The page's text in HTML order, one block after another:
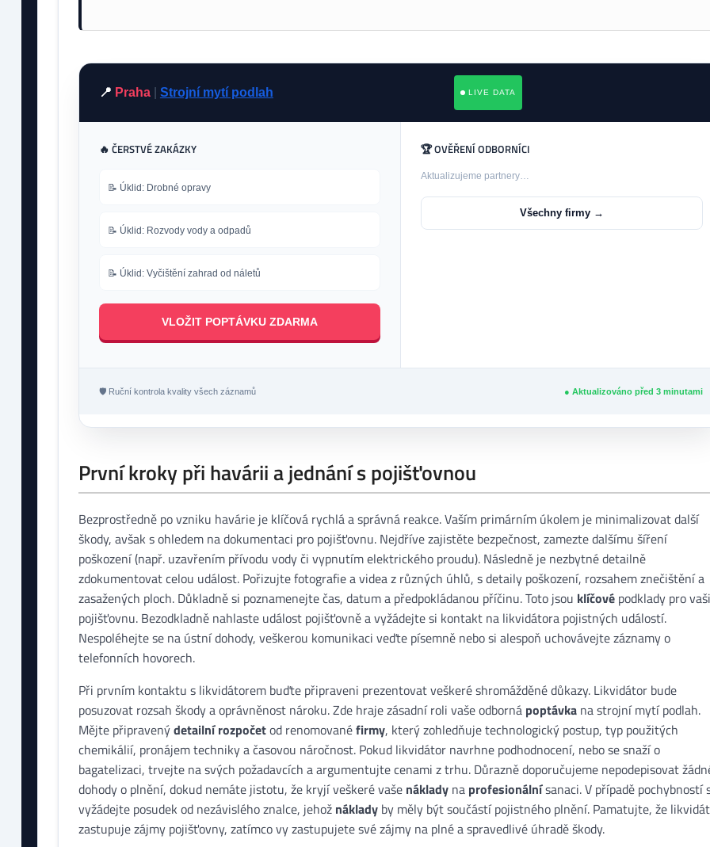
📍 Praha Strojní mytí podlah LIVE DATA
🔥 ČERSTVÉ ZAKÁZKY
📝 Úklid: Drobné opravy
📝 Úklid: Rozvody vody a odpadů
📝 Úklid: Vyčištění zahrad od náletů
VLOŽIT POPTÁVKU ZDARMA
🏆 OVĚŘENÍ ODBORNÍCI
Aktualizujeme partnery…
Všechny firmy →
🛡️ Ruční kontrola kvality všech záznamů ● Aktualizováno před 3minutami
První kroky při havárii a jednání s pojišťovnou
Bezprostředně po vzniku havárie je klíčová rychlá a správná reakce. Vaším primárním úkolem je minimalizovat další
škody, avšak s ohledem na dokumentaci pro pojišťovnu. Nejdříve zajistěte bezpečnost, zamezte dalšímu šíření
poškození (např. uzavřením přívodu vody či vypnutím elektrického proudu). Následně je nezbytné detailně
zdokumentovat celou událost. Pořizujte fotografie a videa z různých úhlů, s detaily poškození, rozsahem znečištění a
zasažených ploch. Důkladně si poznamenejte čas, datum a předpokládanou příčinu. Toto jsou klíčovépodklady pro vaši
pojišťovnu. Bezodkladně nahlaste událost pojišťovně a vyžádejte si kontakt na likvidátora pojistných událostí.
Nespoléhejte se na ústní dohody, veškerou komunikaci veďte písemně nebo si alespoň uchovávejte záznamy o
telefonních hovorech.
Při prvním kontaktu s likvidátorem buďte připraveni prezentovat veškeré shromážděné důkazy. Likvidátor bude
posuzovat rozsah škody a oprávněnost nároku. Zde hraje zásadní roli vaše odborná poptávkana strojní mytí podlah.
Mějte připravenýdetailní rozpočetod renomovanéfirmy, který zohledňuje technologický postup, typ použitých
chemikálií, pronájem techniky a časovou náročnost. Pokud likvidátor navrhne podhodnocení, nebo se snaží o
bagatelizaci, trvejte na svých požadavcích a argumentujte cenami z trhu. Důrazně doporučujeme nepodepisovat
dohody o plnění, dokud nemáte jistotu, že kryjí veškeré vaše nákladyna profesionálnísanaci. V případě pochybností
vyžádejte posudek od nezávislého znalce, jehož nákladyby měly být součástí pojistného plnění. Pamatujte, že
zastupuje zájmy pojišťovny, zatímco vy zastupujete své zájmy na plné a spravedlivé úhradě škody.